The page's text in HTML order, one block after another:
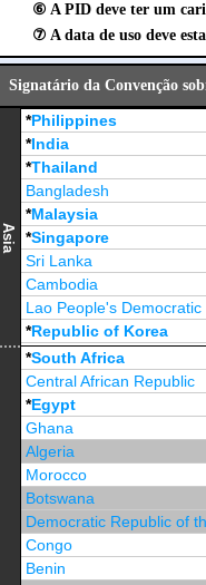
⑥ A PID deve ter um
⑦ A data de uso deve
Signatário da Convenção
Asia
*Philippines
*India
*Thailand
Bangladesh
*Malaysia
*Singapore
Sri Lanka
Cambodia
Lao People's Democratic
*Republic of Korea
Brunei Darussalam
*South Africa
Central African Republic
*Egypt
Ghana
Algeria
Morocco
Botswana
Democratic Republic of
Congo
Benin